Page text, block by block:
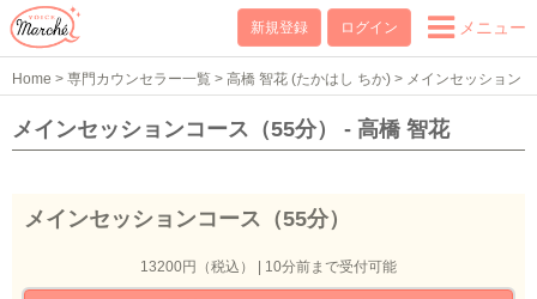
新規登録 ログイン メニュー
Home > 専門カウンセラー一覧 > 高橋 智花 (たかはし ちか) > メインセッション
コース（55分）
メインセッションコース（55分） - 高橋 智花
メインセッションコース（55分）
13200円（税込） | 10分前まで受付可能